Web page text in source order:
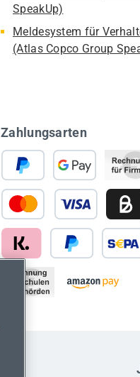
SpeakUp)
Meldesystem für
(Atlas Copco Group
Zahlungsarten